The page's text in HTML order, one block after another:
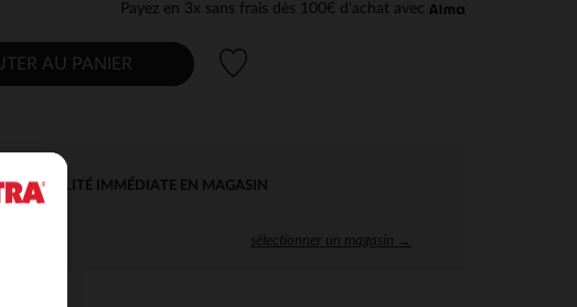
Payez en 3x sans frais dès 100€ d'achat avec
AU PANIER
IMMÉDIATE EN MAGASIN
sélectionner un magasin →